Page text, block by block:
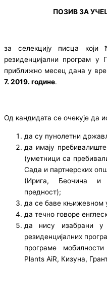
ПОЗИВ ЗА
за селекцију писца
резиденцијални програм у
приближно месец дана у
7. 2019. године.
Од кандидата се очекује да
да су пунолетни
да имају
(уметници са
Сада и партнерских
(Ирига, Беочина и
предност);
да се баве књижевном
да течно говоре
да нису изабрани у
резиденцијалних
програме
Plants AiR, Кизуна,